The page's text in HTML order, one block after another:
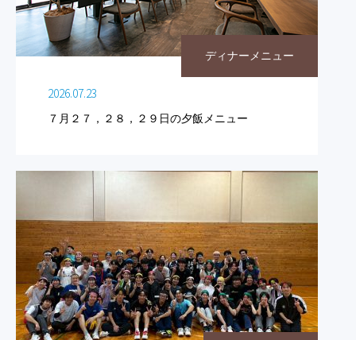
ディナーメニュー
2026.07.23
７月２７，２８，２９日の夕飯メニュー